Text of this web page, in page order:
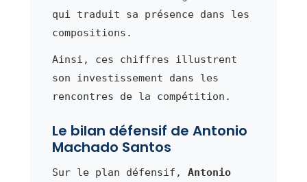
qui traduit sa présence dans les
compositions.
Ainsi, ces chiffres illustrent
son investissement dans les
rencontres de la compétition.
Le bilan défensif de Antonio
Machado Santos
Sur le plan défensif, Antonio